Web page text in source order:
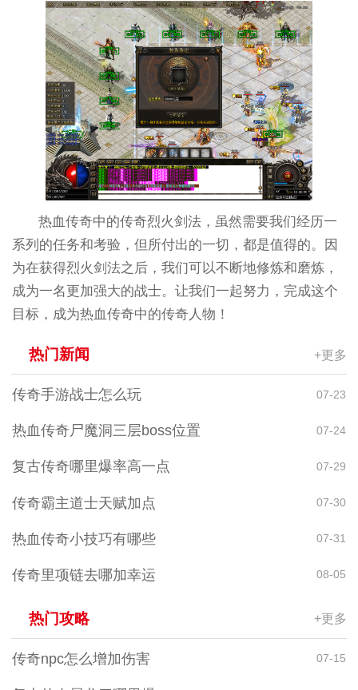
热血传奇中的传奇烈火剑法，虽然需要我们经历一
系列的任务和考验，但所付出的一切，都是值得的。因
为在获得烈火剑法之后，我们可以不断地修炼和磨炼，
成为一名更加强大的战士。让我们一起努力，完成这个
目标，成为热血传奇中的传奇人物！
热门新闻 +更多
传奇手游战士怎么玩 07-23
热血传奇尸魔洞三层boss位置 07-24
复古传奇哪里爆率高一点 07-29
传奇霸主道士天赋加点 07-30
热血传奇小技巧有哪些 07-31
传奇里项链去哪加幸运 08-05
热门攻略 +更多
传奇npc怎么增加伤害 07-15